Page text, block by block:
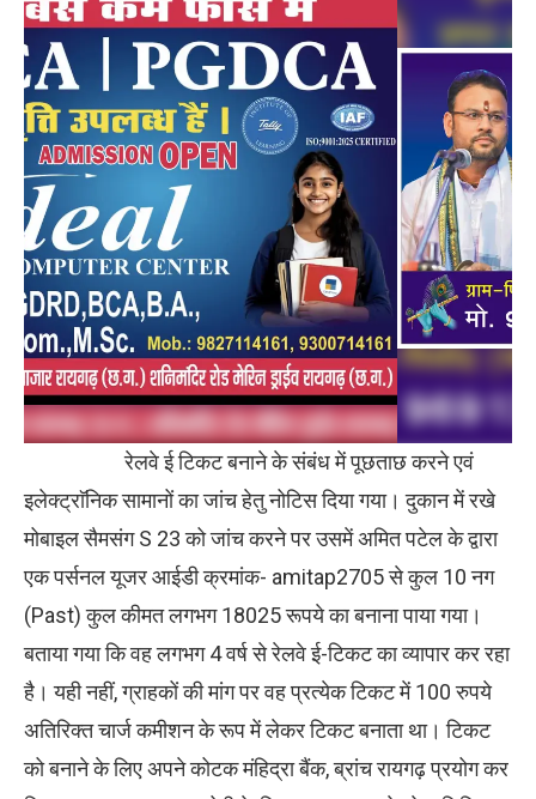
रेलवे ई टिकट बनाने के संबंध में पूछताछ करने एवं
इलेक्ट्राॅनिक सामानों का जांच हेतु नोटिस दिया गया। दुकान में रखे
मोबाइल सैमसंग S 23 को जांच करने पर उसमें अमित पटेल के द्वारा
एक पर्सनल यूजर आईडी क्रमांक- amitap2705 से कुल 10 नग
(Past) कुल कीमत लगभग 18025 रूपये का बनाना पाया गया।
बताया गया कि वह लगभग 4 वर्ष से रेलवे ई-टिकट का व्यापार कर रहा
है। यही नहीं, ग्राहकों की मांग पर वह प्रत्येक टिकट में 100 रुपये
अतिरिक्त चार्ज कमीशन के रूप में लेकर टिकट बनाता था। टिकट
को बनाने के लिए अपने कोटक मंहिद्रा बैंक, ब्रांच रायगढ़ प्रयोग कर